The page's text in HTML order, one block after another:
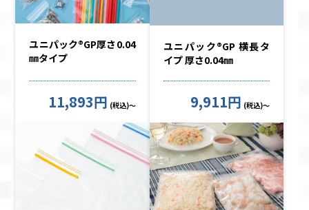
ユニパック®GP厚さ0.04
㎜タイプ
11,893円 (税込)～
ユニパック®GP 横長タ
イプ 厚さ0.04㎜
9,911円 (税込)～